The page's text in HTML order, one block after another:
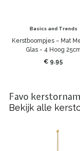
Basics and Trends
Kerstboompjes – Mat
Glas - 4 Hoog
€ 9.95
Favo
Bekijk alle